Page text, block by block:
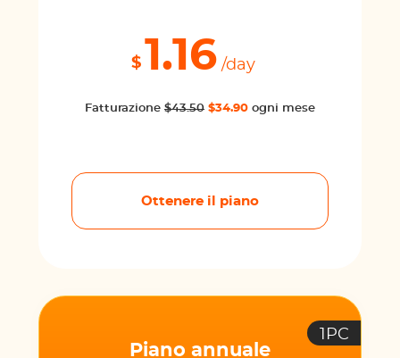
$ 1.16 /day
Fatturazione $43.50 $34.90 ogni mese
Ottenere il piano
Piano annuale
1PC